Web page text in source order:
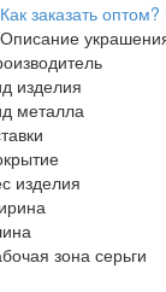
Как заказать оптом?
Описание
изделия
металла
изделия
зона серьги